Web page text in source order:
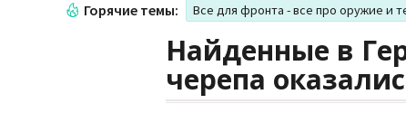
Горячие темы: Все для фронта - все про оружие и
Найденные в
черепа